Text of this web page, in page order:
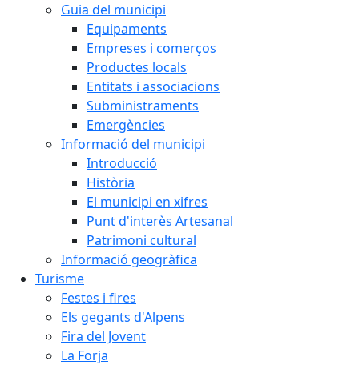
Guia del municipi
Equipaments
Empreses i comerços
Productes locals
Entitats i associacions
Subministraments
Emergències
Informació del municipi
Introducció
Història
El municipi en xifres
Punt d'interès Artesanal
Patrimoni cultural
Informació geogràfica
Turisme
Festes i fires
Els gegants d'Alpens
Fira del Jovent
La Forja